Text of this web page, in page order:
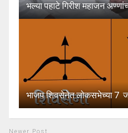
भल्या पहाटे गिरीश महाजन
भाजप शिवसेनेत लोकसभेच्या 7